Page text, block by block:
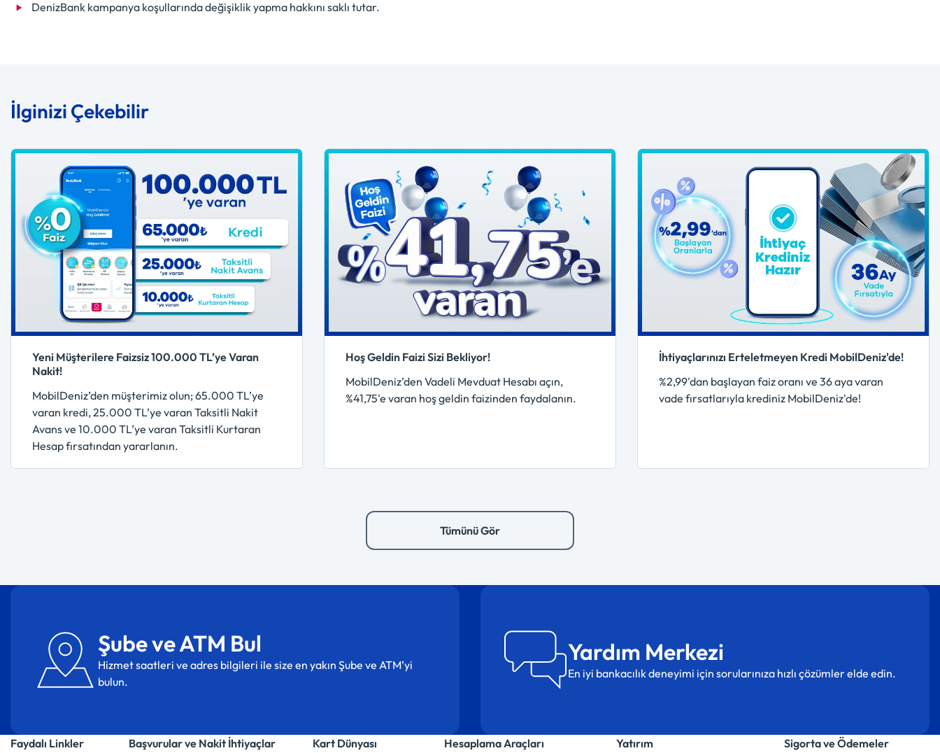
DenizBank kampanya koşullarında değişiklik yapma hakkını saklı tutar.
İlginizi Çekebilir
Yeni Müşterilere Faizsiz 100.000 TL’ye Varan
Nakit!
MobilDeniz’den müşterimiz olun; 65.000 TL’ye
varan kredi, 25.000 TL’ye varan Taksitli Nakit
Avans ve 10.000 TL’ye varan Taksitli Kurtaran
Hesap fırsatından yararlanın.
Hoş Geldin Faizi Sizi Bekliyor!
MobilDeniz’den Vadeli Mevduat Hesabı açın,
%41,75'e varan hoş geldin faizinden faydalanın.
İhtiyaçlarınızı Erteletmeyen Kredi MobilDeniz'de!
%2,99'dan başlayan faiz oranı ve 36 aya varan
vade fırsatlarıyla krediniz MobilDeniz'de!
Tümünü Gör
Şube ve ATM Bul
Hizmet saatleri ve adres bilgileri ile size en yakın Şube ve ATM’yi
bulun.
Yardım Merkezi
En iyi bankacılık deneyimi için sorularınıza hızlı çözümler elde edin.
Faydalı Linkler Başvurular ve Nakit İhtiyaçlar Kart Dünyası Hesaplama Araçları Yatırım Sigorta ve Ödemeler